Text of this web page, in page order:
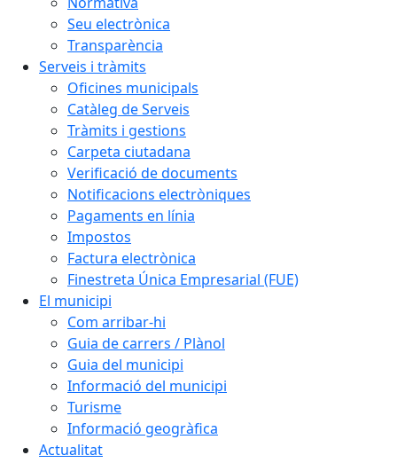
Seu electrònica
Transparència
Serveis i tràmits
Oficines municipals
Catàleg de Serveis
Tràmits i gestions
Carpeta ciutadana
Verificació de documents
Notificacions electròniques
Pagaments en línia
Impostos
Factura electrònica
Finestreta Única Empresarial (FUE)
El municipi
Com arribar-hi
Guia de carrers / Plànol
Guia del municipi
Informació del municipi
Turisme
Informació geogràfica
Actualitat